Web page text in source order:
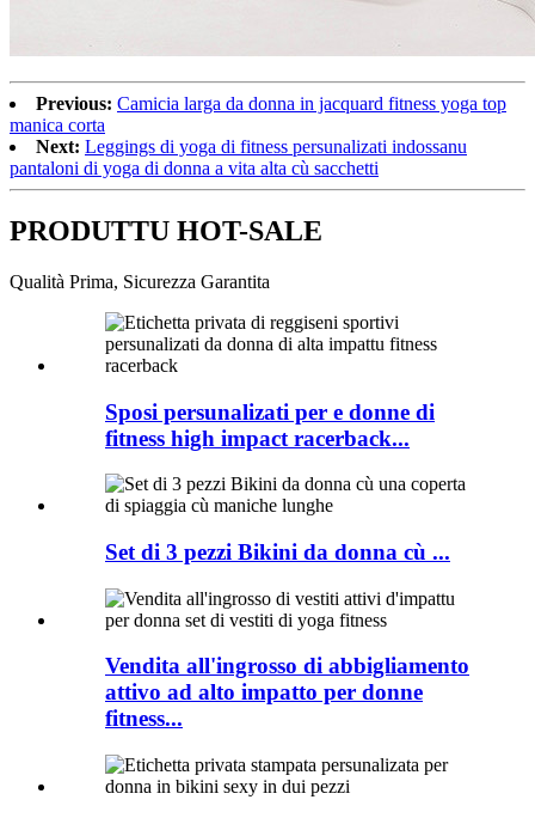
Previous: Camicia larga da donna in jacquard fitness yoga top
manica corta
Next: Leggings di yoga di fitness persunalizati indossanu
pantaloni di yoga di donna a vita alta cù sacchetti
PRODUTTU HOT-SALE
Qualità Prima, Sicurezza Garantita
Sposi persunalizati per e donne di
fitness high impact racerback...
Set di 3 pezzi Bikini da donna cù ...
Vendita all'ingrosso di abbigliamento
attivo ad alto impatto per donne
fitness...